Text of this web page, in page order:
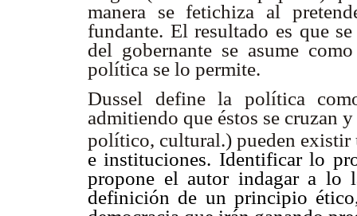
manera se fetichiza al
fundante. El resultado es que
del gobernante se asume
política se lo permite.
Dussel define la política
admitiendo que éstos se cruzan
político, cultural.) pueden existir
e instituciones. Identificar lo
propone el autor indagar a lo
definición de un principio